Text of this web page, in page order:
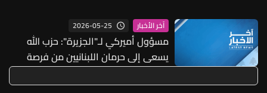
آخر الأخبار 2026-05-25
مسؤول أميركي لـ"الجزيرة": حزب الله
يسعى إلى حرمان اللبنانيين من فرصة
تحقيق السلام وإعادة الإعمار